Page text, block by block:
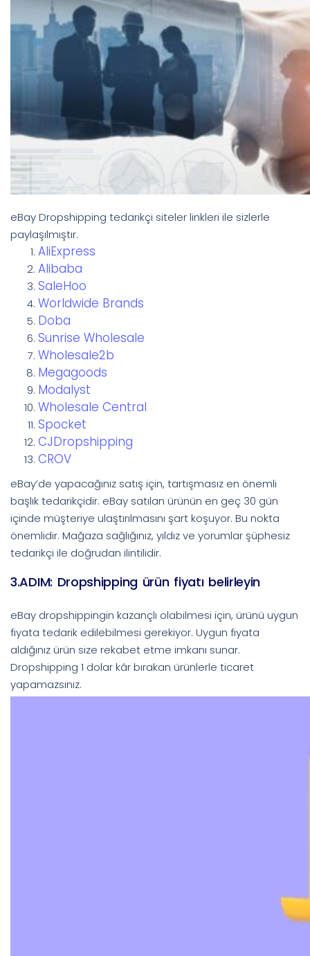
eBay Dropshipping tedarikçi siteler linkleri ile sizlerle
paylaşılmıştır.
AliExpress
Alibaba
SaleHoo
Worldwide Brands
Doba
Sunrise Wholesale
Wholesale2b
Megagoods
Modalyst
Wholesale Central
Spocket
CJDropshipping
CROV
eBay’de yapacağınız satış için, tartışmasız en önemli
başlık tedarikçidir. eBay satılan ürünün en geç 30 gün
içinde müşteriye ulaştırılmasını şart koşuyor. Bu nokta
önemlidir. Mağaza sağlığınız, yıldız ve yorumlar şüphesiz
tedarikçi ile doğrudan ilintilidir.
3.ADIM: Dropshipping ürün fiyatı belirleyin
eBay dropshippingin kazançlı olabilmesi için, ürünü uygun
fiyata tedarik edilebilmesi gerekiyor. Uygun fiyata
aldığınız ürün size rekabet etme imkanı sunar.
Dropshipping 1 dolar kâr bırakan ürünlerle ticaret
yapamazsınız.